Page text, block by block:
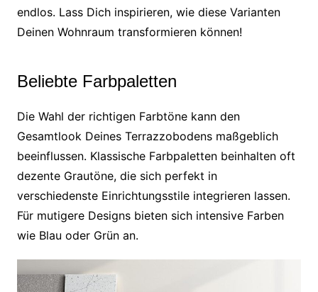
endlos. Lass Dich inspirieren, wie diese Varianten
Deinen Wohnraum transformieren können!
Beliebte Farbpaletten
Die Wahl der richtigen Farbtöne kann den
Gesamtlook Deines Terrazzobodens maßgeblich
beeinflussen. Klassische Farbpaletten beinhalten oft
dezente Grautöne, die sich perfekt in
verschiedenste Einrichtungsstile integrieren lassen.
Für mutigere Designs bieten sich intensive Farben
wie Blau oder Grün an.